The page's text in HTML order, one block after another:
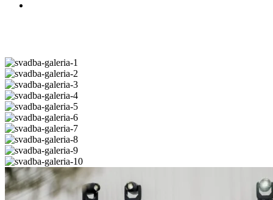
svadba-
galeria-
1
svadba-
galeria-
2
svadba-
galeria-
3
svadba-
galeria-
4
svadba-
galeria-
5
svadba-
galeria-
6
svadba-
galeria-
7
svadba-
galeria-
8
svadba-
galeria-
9
svadba-
galeria-
10